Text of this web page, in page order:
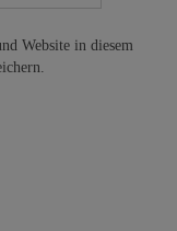
Website in diesem